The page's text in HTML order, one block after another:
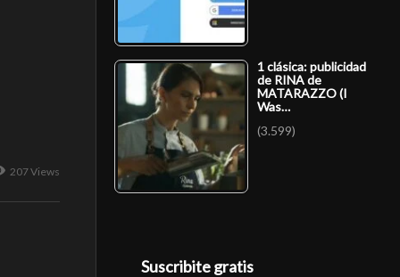
207 Views
1 clásica: publicidad
de RINA de
MATARAZZO (I
Was…
(3.599)
Suscribite gratis